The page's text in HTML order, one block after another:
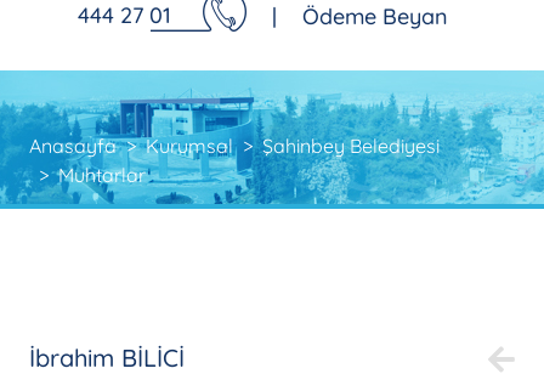
444 27 01 | Ödeme Beyan
Anasayfa Kurumsal
Şahinbey Belediyesi
Muhtarlar
İbrahim BİLİCİ